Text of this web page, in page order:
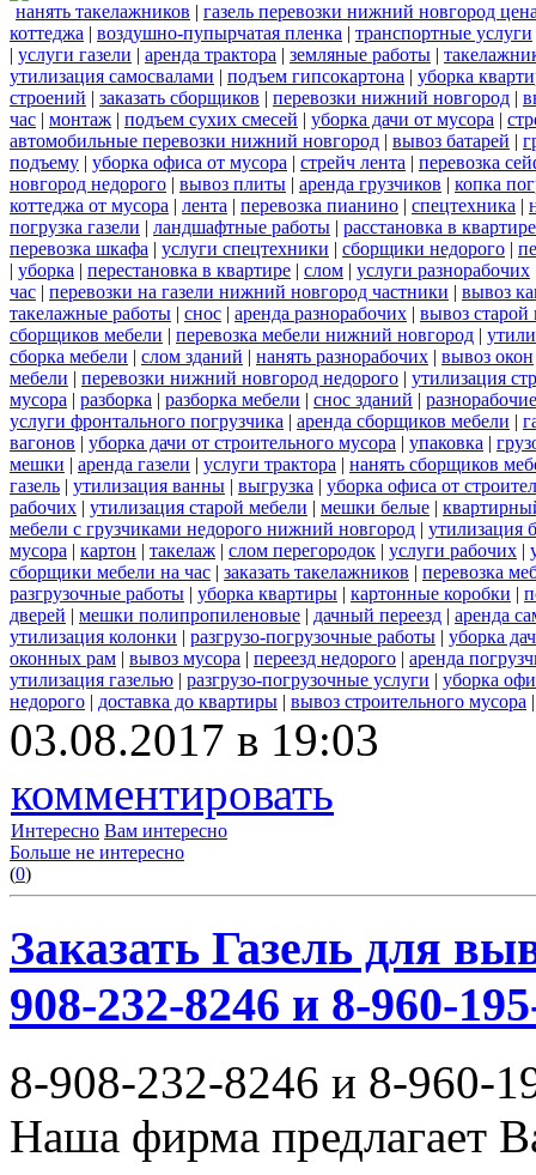
нанять такелажников | газель перевозки нижний новгород
коттеджа | воздушно-пупырчатая пленка | транспортные услуги
| услуги газели | аренда трактора | земляные работы |
утилизация самосвалами | подъем гипсокартона | уборка
строений | заказать сборщиков | перевозки нижний новгород |
час | монтаж | подъем сухих смесей | уборка дачи от мусора |
автомобильные перевозки нижний новгород | вывоз батарей |
подъему | уборка офиса от мусора | стрейч лента | перевозка
новгород недорого | вывоз плиты | аренда грузчиков | копка
коттеджа от мусора | лента | перевозка пианино | спецтехника |
погрузка газели | ландшафтные работы | расстановка в квартире
перевозка шкафа | услуги спецтехники | сборщики недорого |
| уборка | перестановка в квартире | слом | услуги разнорабочих
час | перевозки на газели нижний новгород частники | вывоз
такелажные работы | снос | аренда разнорабочих | вывоз старой
сборщиков мебели | перевозка мебели нижний новгород |
сборка мебели | слом зданий | нанять разнорабочих | вывоз окон
мебели | перевозки нижний новгород недорого | утилизация
мусора | разборка | разборка мебели | снос зданий |
услуги фронтального погрузчика | аренда сборщиков мебели |
вагонов | уборка дачи от строительного мусора | упаковка |
мешки | аренда газели | услуги трактора | нанять сборщиков
газель | утилизация ванны | выгрузка | уборка офиса от
рабочих | утилизация старой мебели | мешки белые |
мебели с грузчиками недорого нижний новгород | утилизация
мусора | картон | такелаж | слом перегородок | услуги рабочих |
сборщики мебели на час | заказать такелажников | перевозка
разгрузочные работы | уборка квартиры | картонные коробки |
дверей | мешки полипропиленовые | дачный переезд | аренда
утилизация колонки | разгрузо-погрузочные работы | уборка
оконных рам | вывоз мусора | переезд недорого | аренда
утилизация газелью | разгрузо-погрузочные услуги | уборка
недорого | доставка до квартиры | вывоз строительного мусора
03.08.2017 в 19:03
комментировать
Интересно Вам интересно
Больше не интересно
(0)
Заказать Газель для
908-232-8246 и 8-960-
8-908-232-8246 и 8-960-
Наша фирма предлагает